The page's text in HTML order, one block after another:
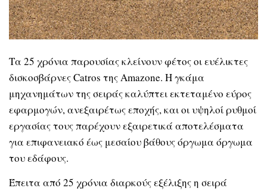
Τα 25 χρόνια παρουσίας κλείνουν φέτος οι ευέλικτες
δισκοσβάρνες Catros της Amazone. Η γκάμα
μηχανημάτων της σειράς καλύπτει εκτεταμένο εύρος
εφαρμογών, ανεξαιρέτως εποχής, και οι υψηλοί ρυθμοί
εργασίας τους παρέχουν εξαιρετικά αποτελέσματα
για επιφανειακό έως μεσαίου βάθους όργωμα όργωμα
του εδάφους.
Έπειτα από 25 χρόνια διαρκούς εξέλιξης η σειρά